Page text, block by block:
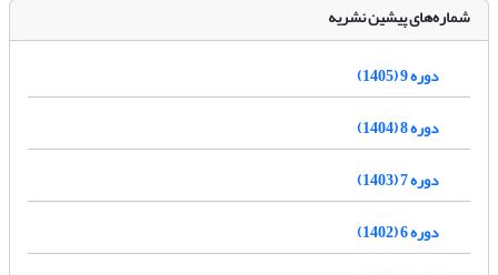
شماره‌های پیشین نشریه
دوره 9 (1405)
دوره 8 (1404)
دوره 7 (1403)
دوره 6 (1402)